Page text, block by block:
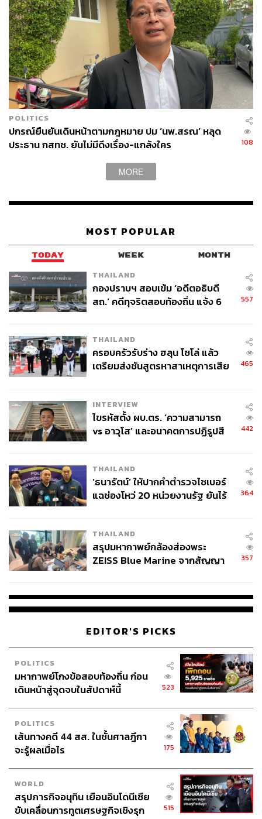
POLITICS
ปกรณ์ยืนยันเดินหน้าตามกฎหมาย ปม ‘นพ.สรณ’ หลุด
ประธาน กสทช. ยันไม่มีดึงเรื่อง-แกล้งใคร
108
MORE
MOST POPULAR
TODAY WEEK MONTH
THAILAND
กองปราบฯ สอบเข้ม ‘อดีตอธิบดี
สถ.’ คดีทุจริตสอบท้องถิ่น แจ้ง 6
557
THAILAND
ครอบครัวรับร่าง ฮลุน โซโล่ แล้ว
เตรียมส่งชันสูตรหาสาเหตุการเสีย
465
INTERVIEW
ไขรหัสตั้ง ผบ.ตร. ‘ความสามารถ
vs อาวุโส’ และอนาคตการปฏิรูปสี
442
THAILAND
‘ธนารัตน์’ ให้ปากคำตำรวจไซเบอร์
แฉช่องโหว่ 20 หน่วยงานรัฐ ยันไร้
364
THAILAND
สรุปมหากาพย์กล้องส่องพระ
ZEISS Blue Marine จากสัญญา
จ่ายหนี้-แอบระบุแบรนด์
357
EDITOR'S PICKS
POLITICS
มหากาพย์โกงข้อสอบท้องถิ่น ก่อน
เดินหน้าสู่จุดจบในสัปดาห์นี้
523
POLITICS
เส้นทางคดี 44 สส. ในชั้นศาลฎีกา
จะรู้ผลเมื่อไร
175
WORLD
สรุปภารกิจอนุทิน เยือนอินโดนีเซีย
ขับเคลื่อนการทูตเศรษฐกิจเชิงรุก
515